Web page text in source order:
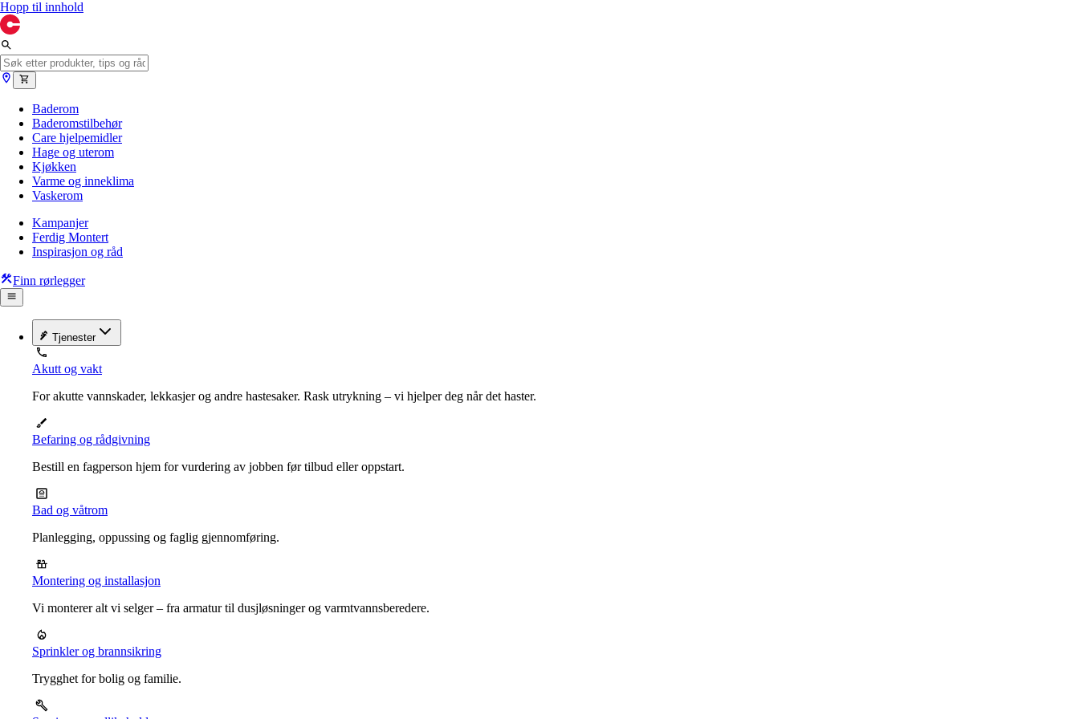
Hopp til innhold
Baderom
Baderomstilbehør
Care hjelpemidler
Hage og uterom
Kjøkken
Varme og inneklima
Vaskerom
Kampanjer
Ferdig Montert
Inspirasjon og råd
Finn rørlegger
Tjenester
Akutt og vakt
For akutte vannskader, lekkasjer og andre hastesaker. Rask utrykning – vi hjelper deg når det haster.
Befaring og rådgivning
Bestill en fagperson hjem for vurdering av jobben før tilbud eller oppstart.
Bad og våtrom
Planlegging, oppussing og faglig gjennomføring.
Montering og installasjon
Vi monterer alt vi selger – fra armatur til dusjløsninger og varmtvannsberedere.
Sprinkler og brannsikring
Trygghet for bolig og familie.